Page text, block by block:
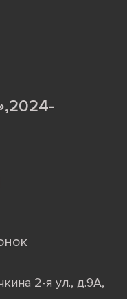
2-я ул., д.9А,